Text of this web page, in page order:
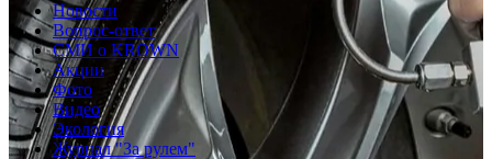
Новости
Вопрос-ответ
СМИ о KROWN
Акции
Фото
Видео
Экология
Журнал "За рулем"